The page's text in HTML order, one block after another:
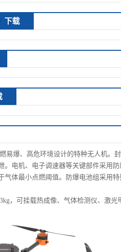
下载
易爆、高危环境设计的特种无人机。
。电机、电子调速器等关键部件采用
气体最小点燃阈值。防爆电池组采用
，可挂载热成像、气体检测仪、激